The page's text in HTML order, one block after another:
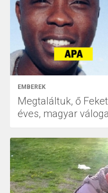
EMBEREK
Megtaláltuk, ő
éves, magyar